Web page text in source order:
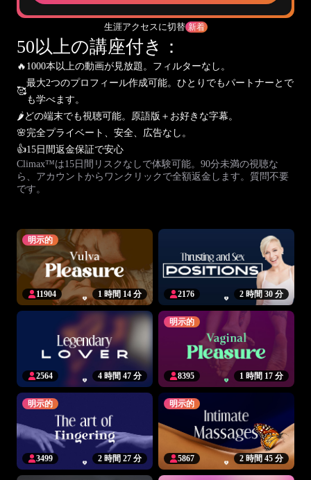
50以上の講座付き：
🔥 1000本以上の動画が見放題。フィルターなし。
🥰
最大2つのプロフィール作成可能。ひとりでもパートナーとで
も学べます。
🌶️ どの端末でも視聴可能。原語版＋お好きな字幕。
🌸完全プライベート、安全、広告なし。
👍15日間返金保証で安心
Climax™は15日間リスクなしで体験可能。90分未満の視聴な
ら、アカウントからワンクリックで全額返金します。質問不要
です。
生涯アクセスに切替 新着
明示的
1 時間 14 分
11904 2 時間 30 分
2176
4 時間 47 分
2564
明示的
1 時間 17 分
8395
明示的
2 時間 27 分
3499
明示的
2 時間 45 分
5867